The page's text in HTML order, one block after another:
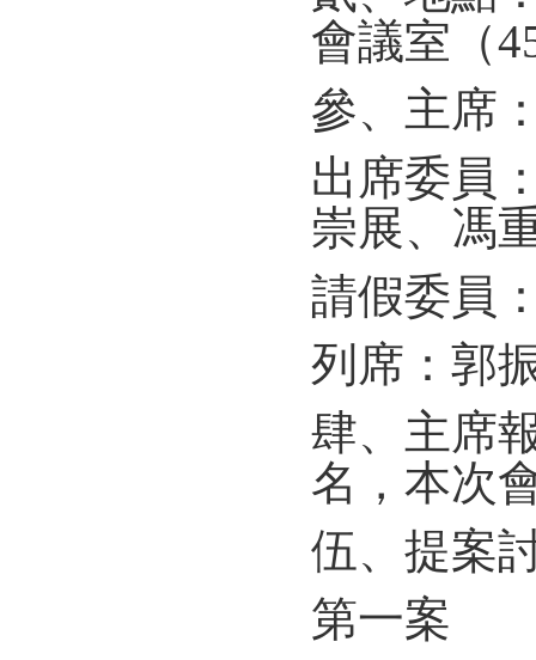
會議室（
參、主
出席委員
崇展、馮
請假委員
列席：郭
肆、主席
名，本次
伍、提
第一案